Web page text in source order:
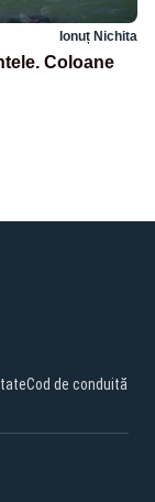
Ionuț Nichita
Coloane
Cod de conduită